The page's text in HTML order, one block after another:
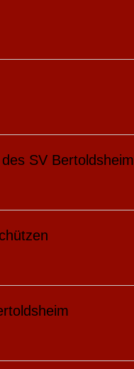
SV Bertoldsheim